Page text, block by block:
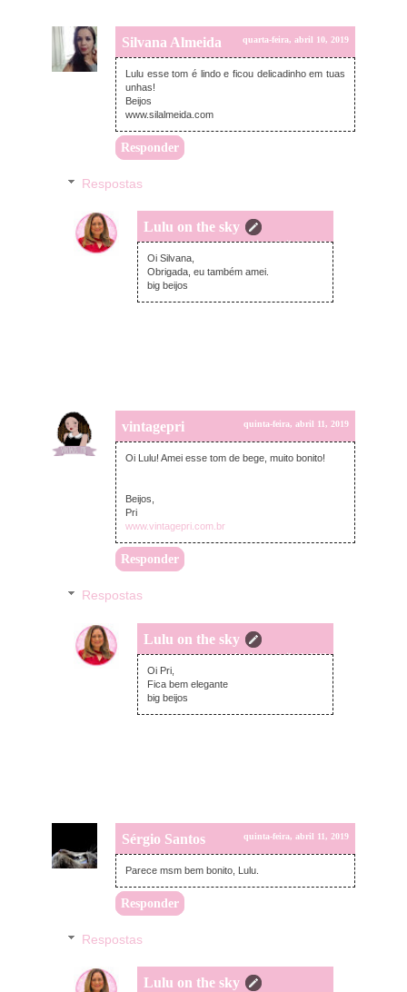
Silvana Almeida quarta-feira, abril 10, 2019
Lulu esse tom é lindo e ficou delicadinho em tuas
unhas!
Beijos
www.silalmeida.com
Responder
Respostas
Lulu on the sky
quarta-feira, abril 10, 2019
Oi Silvana,
Obrigada, eu também amei.
big beijos
vintagepri quinta-feira, abril 11, 2019
Oi Lulu! Amei esse tom de bege, muito bonito!
Beijos,
Pri
www.vintagepri.com.br
Responder
Respostas
Lulu on the sky
domingo, abril 14, 2019
Oi Pri,
Fica bem elegante
big beijos
Sérgio Santos quinta-feira, abril 11, 2019
Parece msm bem bonito, Lulu.
Responder
Respostas
Lulu on the sky